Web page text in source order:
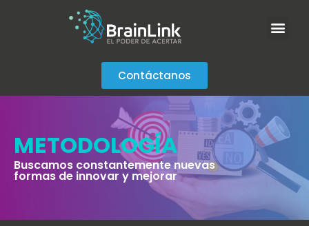
Contáctanos
METODOLOGÍA
Buscamos constantemente nuevas
formas de innovar y mejorar